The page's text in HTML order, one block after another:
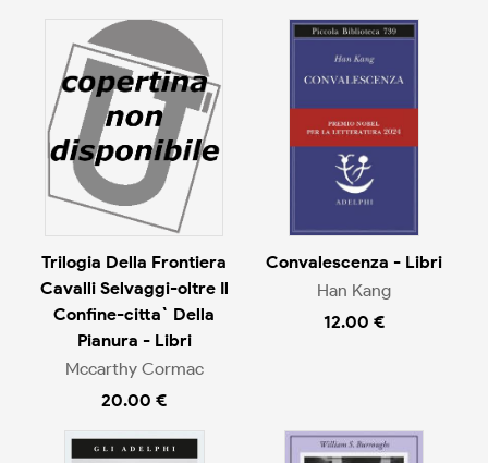
Trilogia Della Frontiera
Cavalli Selvaggi-oltre Il
Confine-citta` Della
Pianura - Libri
Mccarthy Cormac
20.00 €
Convalescenza - Libri
Han Kang
12.00 €